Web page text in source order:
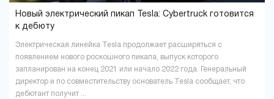
Новый электрический пикап Tesla: Cybertruck готовится
к дебюту
Электрическая линейка Tesla продолжает расширяться с
появлением нового роскошного пикапа, выпуск которого
запланирован на конец 2021 или начало 2022 года. Генеральный
директор и по совместительству основатель Tesla сообщает, что
дебютант получит ...